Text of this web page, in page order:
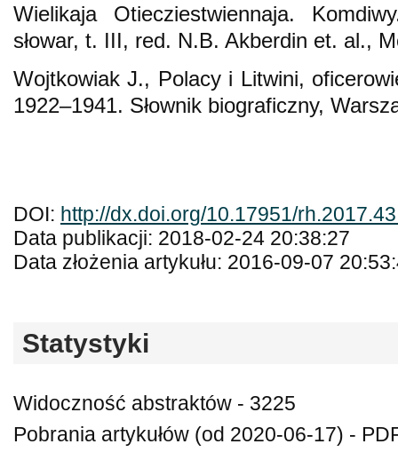
Wielikaja Otiecziestwiennaja.
słowar, t. III, red. N.B. Akberdin et. al.,
Wojtkowiak J., Polacy i Litwini,
1922–1941. Słownik biograficzny,
DOI: http://dx.doi.org/10.17951/
Data publikacji: 2018-02-24 20:38:27
Data złożenia artykułu: 2016-09-07
Statystyki
Widoczność abstraktów - 3225
Pobrania artykułów (od 2020-06-17) -